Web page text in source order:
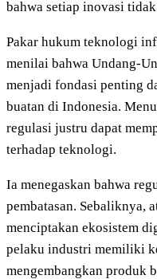
bahwa setiap inovasi
Pakar hukum teknologi
menilai bahwa Undang-
menjadi fondasi penting
buatan di Indonesia.
regulasi justru dapat
terhadap teknologi.
Ia menegaskan bahwa
pembatasan. Sebaliknya,
menciptakan ekosistem
pelaku industri memiliki
mengembangkan produk